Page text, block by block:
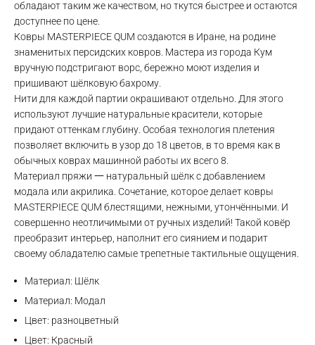
обладают таким же качеством, но ткутся быстрее и остаются
доступнее по цене.
Ковры MASTERPIECE QUM создаются в Иране, на родине
знаменитых персидских ковров. Мастера из города Кум
вручную подстригают ворс, бережно моют изделия и
пришивают шёлковую бахрому.
Нити для каждой партии окрашивают отдельно. Для этого
используют лучшие натуральные красители, которые
придают оттенкам глубину. Особая технология плетения
позволяет включить в узор до 18 цветов, в то время как в
обычных коврах машинной работы их всего 8.
Материал пряжи 一 натуральный шёлк с добавлением
модала или акрилика. Сочетание, которое делает ковры
MASTERPIECE QUM блестящими, нежными, утончёнными. И
совершенно неотличимыми от ручных изделий! Такой ковёр
преобразит интерьер, наполнит его сиянием и подарит
своему обладателю самые трепетные тактильные ощущения.
Материал: Шёлк
Материал: Модал
Цвет: разноцветный
Цвет: Красный
Max
WhatsApp